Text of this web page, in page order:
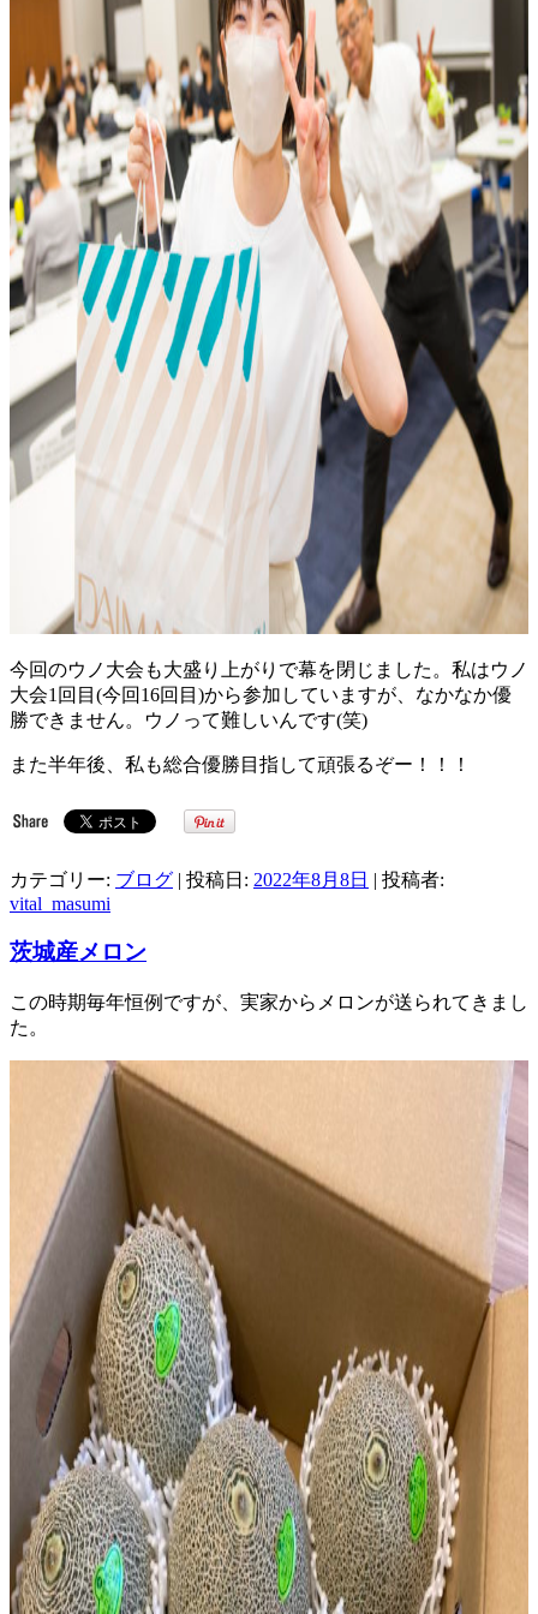
今回のウノ大会も大盛り上がりで幕を閉じました。私はウノ
大会1回目(今回16回目)から参加していますが、なかなか優
勝できません。ウノって難しいんです(笑)
また半年後、私も総合優勝目指して頑張るぞー！！！
カテゴリー: ブログ | 投稿日: 2022年8月8日 | 投稿者:
vital_masumi
茨城産メロン
この時期毎年恒例ですが、実家からメロンが送られてきまし
た。